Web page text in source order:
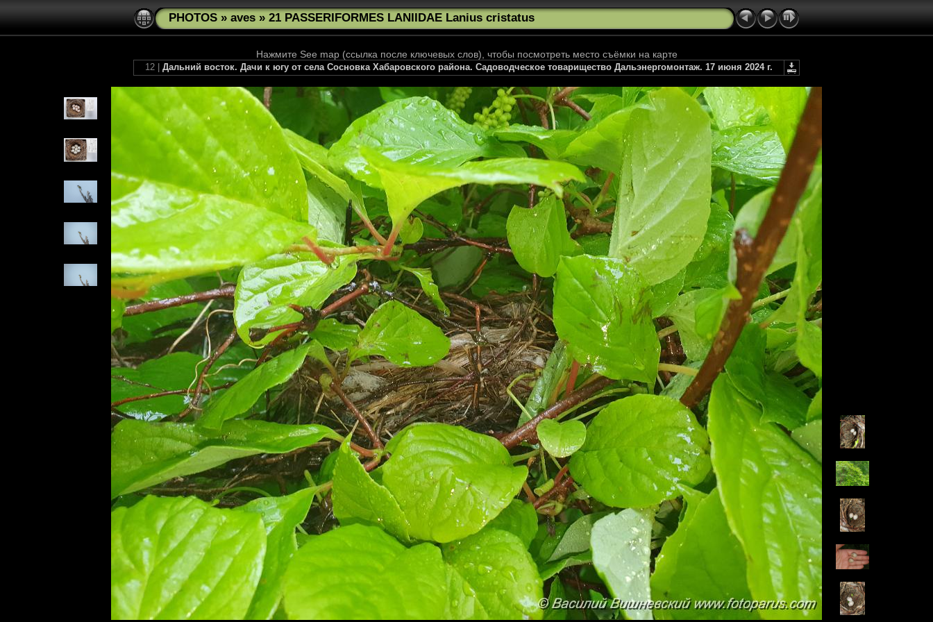
PHOTOS » aves » 21 PASSERIFORMES LANIIDAE Lanius cristatus
Нажмите See map (ссылка после ключевых слов), чтобы посмотреть место съёмки на карте
12 | Дальний восток. Дачи к югу от села Сосновка Хабаровского района. Садоводческое товарищество Дальэнергомонтаж. 17 июня 2024 г.